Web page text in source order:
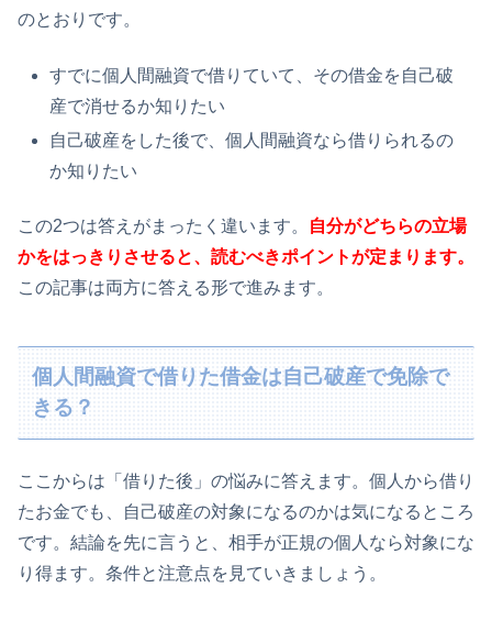
のとおりです。
すでに個人間融資で借りていて、その借金を自己破
産で消せるか知りたい
自己破産をした後で、個人間融資なら借りられるの
か知りたい
この2つは答えがまったく違います。
自分がどちらの立場
かをはっきりさせると、読むべきポイントが定まります。
この記事は両方に答える形で進みます。
個人間融資で借りた借金は自己破産で免除で
きる？
ここからは「借りた後」の悩みに答えます。個人から借り
たお金でも、自己破産の対象になるのかは気になるところ
です。結論を先に言うと、相手が正規の個人なら対象にな
り得ます。条件と注意点を見ていきましょう。